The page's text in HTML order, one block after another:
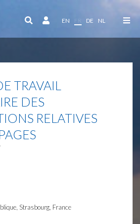
EN FR DE NL
TRAVAIL
DES
RELATIVES
Strasbourg, France